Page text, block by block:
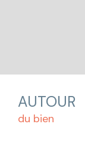
AUTOUR
du bien